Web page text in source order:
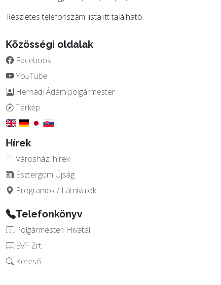
Részletes telefonszám lista itttalálható.
Közösségi oldalak
Facebook
YouTube
Hernádi Ádám polgármester
Térkép
Hírek
Városházi hírek
Esztergom Újság
Programok / Látnivalók
Telefonkönyv
Polgármesteri Hivatal
EVF Zrt.
Kereső